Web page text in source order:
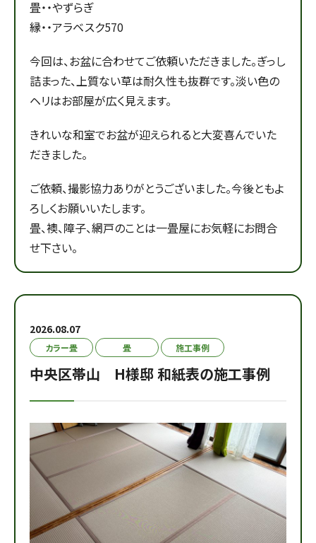
畳・・やずらぎ
縁・・アラベスク570
今回は、お盆に合わせてご依頼いただきました。ぎっし
詰まった、上質ない草は耐久性も抜群です。淡い色の
ヘリはお部屋が広く見えます。
きれいな和室でお盆が迎えられると大変喜んでいた
だきました。
ご依頼、撮影協力ありがとうございました。今後ともよ
ろしくお願いいたします。
畳、襖、障子、網戸のことは一畳屋にお気軽にお問合
せ下さい。
2026.08.07
カラー畳 畳 施工事例
中央区帯山 H様邸 和紙表の施工事例